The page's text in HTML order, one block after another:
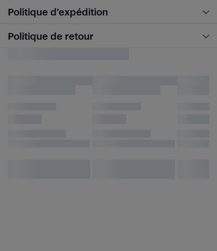
Politique d’expédition
Politique de retour